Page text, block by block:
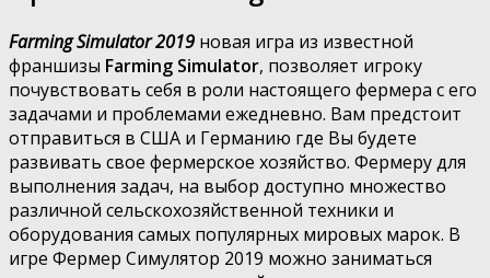
Farming Simulator 2019 новая игра из известной
франшизы Farming Simulator, позволяет игроку
почувствовать себя в роли настоящего фермера с его
задачами и проблемами ежедневно. Вам предстоит
отправиться в США и Германию где Вы будете
развивать свое фермерское хозяйство. Фермеру для
выполнения задач, на выбор доступно множество
различной сельскохозяйственной техники и
оборудования самых популярных мировых марок. В
игре Фермер Симулятор 2019 можно заниматься